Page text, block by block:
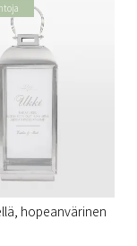
hopeanvärinen